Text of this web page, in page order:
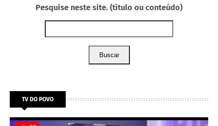
Pesquise neste site. (título ou conteúdo)
Buscar
TV DO POVO